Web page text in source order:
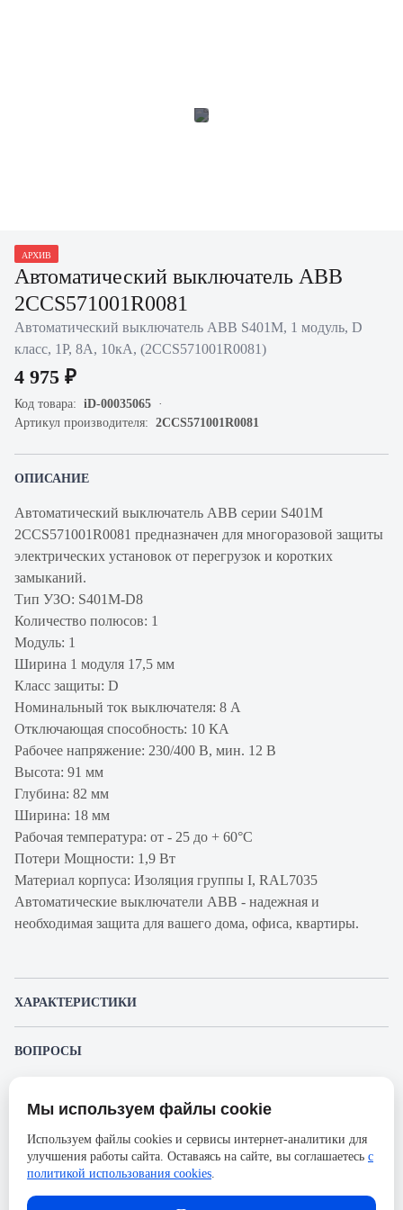
АРХИВ
Автоматический выключатель ABB
2CCS571001R0081
Автоматический выключатель ABB S401M, 1 модуль, D
класс, 1P, 8А, 10кА, (2CCS571001R0081)
4 975 ₽
Код товара: iD-00035065
Артикул производителя: 2CCS571001R0081
ОПИСАНИЕ
Автоматический выключатель ABB серии S401M
2CCS571001R0081 предназначен для многоразовой защиты
электрических установок от перегрузок и коротких
замыканий.
Тип УЗО: S401M-D8
Количество полюсов: 1
Модуль: 1
Ширина 1 модуля 17,5 мм
Класс защиты: D
Номинальный ток выключателя: 8 А
Отключающая способность: 10 КА
Рабочее напряжение: 230/400 В, мин. 12 В
Высота: 91 мм
Глубина: 82 мм
Ширина: 18 мм
Рабочая температура: от - 25 до + 60°С
Потери Мощности: 1,9 Вт
Материал корпуса: Изоляция группы I, RAL7035
Автоматические выключатели ABB - надежная и
необходимая защита для вашего дома, офиса, квартиры.
ХАРАКТЕРИСТИКИ
Производитель
Серия
S401M
Номинальный ток
Напряжение, В
230
ВОПРОСЫ
Пожалуйста, авторизуйтесь, чтобы иметь
возможность оставлять вопросы.
Представленные изображения и характеристики могут отличаться от реального
без предварительного уведомления. Компания АйДистрибьют не несёт
ответственности в случае не соответствия текущей модели товаров фотографиям,
размещённым в карточке товара.
Мы используем файлы cookie
Используем файлы cookies и сервисы интернет-аналитики для
улучшения работы сайта. Оставаясь на сайте, вы соглашаетесь с
политикой использования cookies.